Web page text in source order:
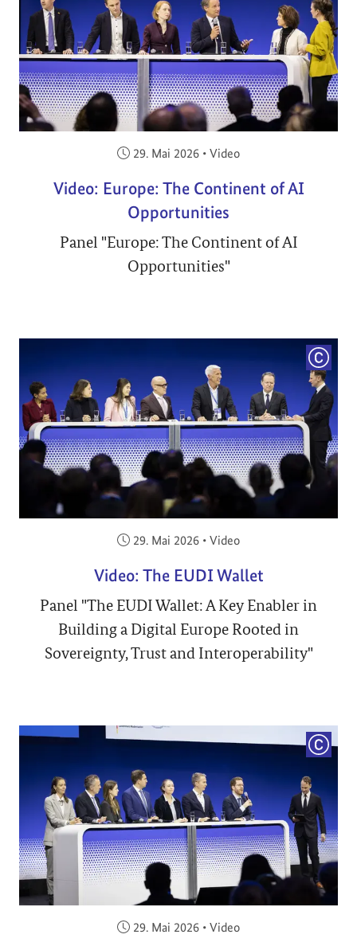
Veröffentlicht am:
29. Mai 2026 • Video
Video: Europe: The Continent of AI
Opportunities
Panel "Europe: The Continent of AI
Opportunities"
Veröffentlicht am:
29. Mai 2026 • Video
Video: The EUDI Wallet
Panel "The EUDI Wallet: A Key Enabler in
Building a Digital Europe Rooted in
Sovereignty, Trust and Interoperability"
Veröffentlicht am:
29. Mai 2026 • Video